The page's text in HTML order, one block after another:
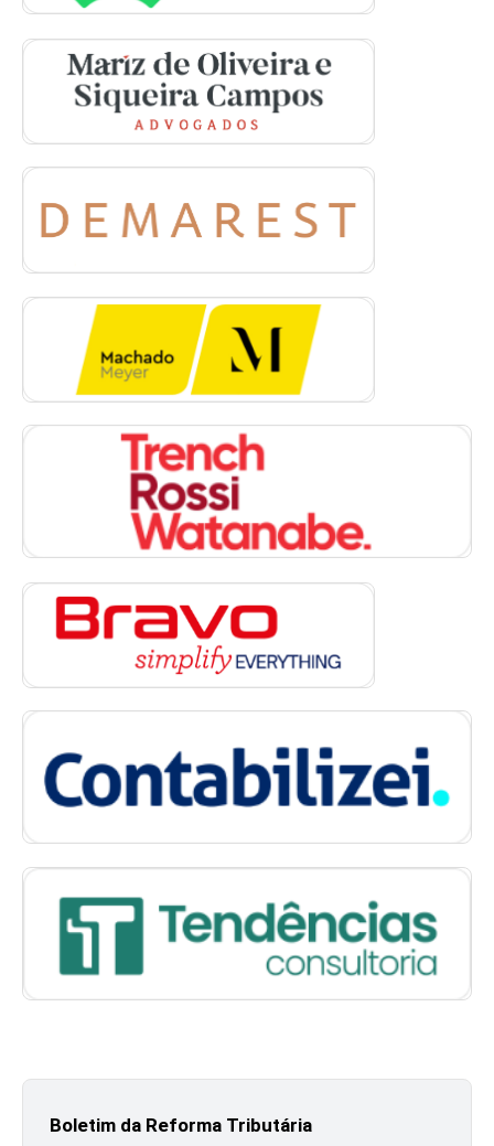
Boletim da Reforma Tributária